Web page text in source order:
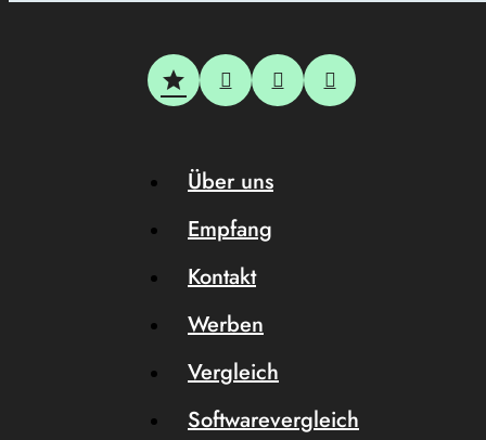
Über uns
Empfang
Kontakt
Werben
Vergleich
Softwarevergleich